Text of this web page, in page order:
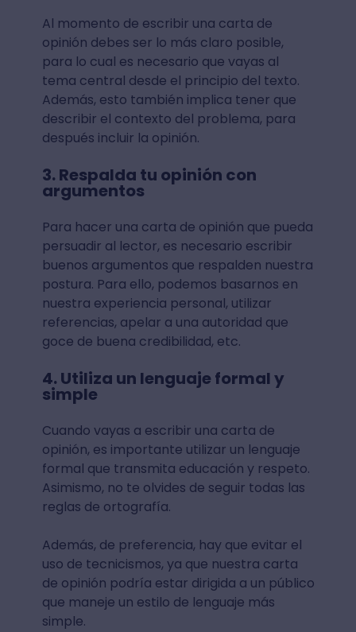
Al momento de escribir una carta de
opinión debes ser lo más claro posible,
para lo cual es necesario que vayas al
tema central desde el principio del texto.
Además, esto también implica tener que
describir el contexto del problema, para
después incluir la opinión.
3. Respalda tu opinión con
argumentos
Para hacer una carta de opinión que pueda
persuadir al lector, es necesario escribir
buenos argumentos que respalden nuestra
postura. Para ello, podemos basarnos en
nuestra experiencia personal, utilizar
referencias, apelar a una autoridad que
goce de buena credibilidad, etc.
4. Utiliza un lenguaje formal y
simple
Cuando vayas a escribir una carta de
opinión, es importante utilizar un lenguaje
formal que transmita educación y respeto.
Asimismo, no te olvides de seguir todas las
reglas de ortografía.
Además, de preferencia, hay que evitar el
uso de tecnicismos, ya que nuestra carta
de opinión podría estar dirigida a un público
que maneje un estilo de lenguaje más
simple.